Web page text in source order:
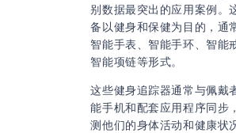
别数据最突出的应用案例。
备以健身和保健为目的，通
智能手表、智能手环、智能
智能项链等形式。
这些健身追踪器通常与佩戴
能手机和配套应用程序同步
测他们的身体活动和健康状